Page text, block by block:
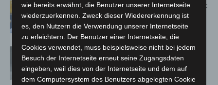
Letzte Corona-Schutzmaßnahme läuft
aus
Corona-Verordnung in Niedersachsen
zum 1. März aufgehoben
wie bereits erwähnt, die Benutzer unserer Internetseite
wiederzuerkennen. Zweck dieser Wiedererkennung ist
es, den Nutzern die Verwendung unserer Internetseite
zu erleichtern. Der Benutzer einer Internetseite, die
Cookies verwendet, muss beispielsweise nicht bei jedem
Besuch der Internetseite erneut seine Zugangsdaten
eingeben, weil dies von der Internetseite und dem auf
dem Computersystem des Benutzers abgelegten Cookie